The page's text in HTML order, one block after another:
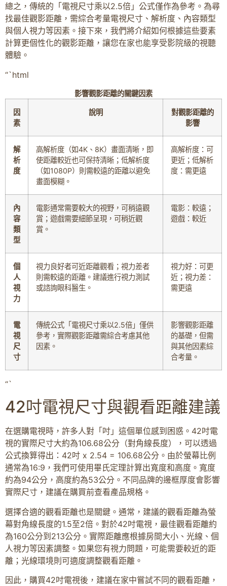
總之，傳統的「電視尺寸乘以2.5倍」公式僅作為參考。為尋
找最佳觀影距離，需綜合考量電視尺寸、解析度、內容類型
與個人視力等因素。接下來，我們將介紹如何根據這些要素
計算更個性化的觀影距離，讓您在家也能享受影院級的視聽
體驗。
“`html
影響觀影距離的關鍵因素
因
素
說明
對觀影距離的
影響
解
析
度
高解析度（如4K、8K）畫面清晰，即
使距離較近也可保持清晰；低解析度
（如1080P）則需較遠的距離以避免
畫面模糊。
高解析度：可
更近；低解析
度：需更遠
內
容
類
型
電影通常需要較大的視野，可稍遠觀
賞；遊戲需要細節呈現，可稍近觀
賞。
電影：較遠；
遊戲：較近
個
人
視
力
視力良好者可近距離觀看；視力差者
則需較遠的距離。建議進行視力測試
或諮詢眼科醫生。
視力好：可更
近；視力差：
需更遠
電
視
尺
寸
傳統公式「電視尺寸乘以2.5倍」僅供
參考，實際觀影距離需綜合考慮其他
因素。
影響觀影距離
的基礎，但需
與其他因素綜
合考量。
“`
42吋電視尺寸與觀看距離建議
在選購電視時，許多人對「吋」這個單位感到困惑。42吋電
視的實際尺寸大約為106.68公分（對角線長度），可以透過
公式換算得出：42吋 x 2.54 = 106.68公分。由於螢幕比例
通常為16:9，我們可使用畢氏定理計算出寬度和高度。寬度
約為94公分，高度約為53公分。不同品牌的邊框厚度會影響
實際尺寸，建議在購買前查看產品規格。
選擇合適的觀看距離也是關鍵。通常，建議的觀看距離為螢
幕對角線長度的1.5至2倍。對於42吋電視，最佳觀看距離約
為160公分到213公分。實際距離應根據房間大小、光線、個
人視力等因素調整。如果您有視力問題，可能需要較近的距
離；光線環境則可適度調整觀看距離。
因此，購買42吋電視後，建議在家中嘗試不同的觀看距離，